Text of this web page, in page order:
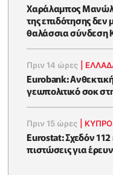
Χαράλαμπος
της επιδότησης δεν
θαλάσσια σύνδεση
Πριν 14 ώρες
Eurobank:
γεωπολιτικό σοκ
Πριν 15 ώρες
Eurostat: Σχεδόν
πιστώσεις για